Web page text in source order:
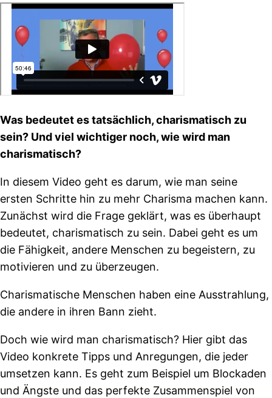
Was bedeutet es tatsächlich, charismatisch zu
sein? Und viel wichtiger noch, wie wird man
charismatisch?
In diesem Video geht es darum, wie man seine
ersten Schritte hin zu mehr Charisma machen kann.
Zunächst wird die Frage geklärt, was es überhaupt
bedeutet, charismatisch zu sein. Dabei geht es um
die Fähigkeit, andere Menschen zu begeistern, zu
motivieren und zu überzeugen.
Charismatische Menschen haben eine Ausstrahlung,
die andere in ihren Bann zieht.
Doch wie wird man charismatisch? Hier gibt das
Video konkrete Tipps und Anregungen, die jeder
umsetzen kann. Es geht zum Beispiel um Blockaden
und Ängste und das perfekte Zusammenspiel von